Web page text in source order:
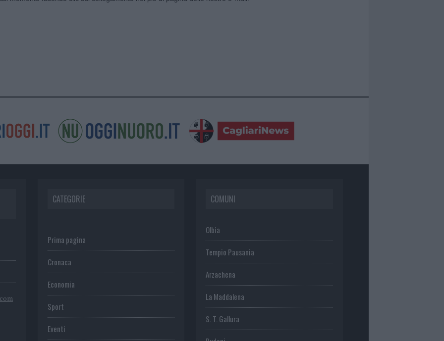
CATEGORIE
Prima pagina
Cronaca
Economia
Sport
Eventi
COMUNI
Olbia
Tempio Pausania
Arzachena
La Maddalena
S. T. Gallura